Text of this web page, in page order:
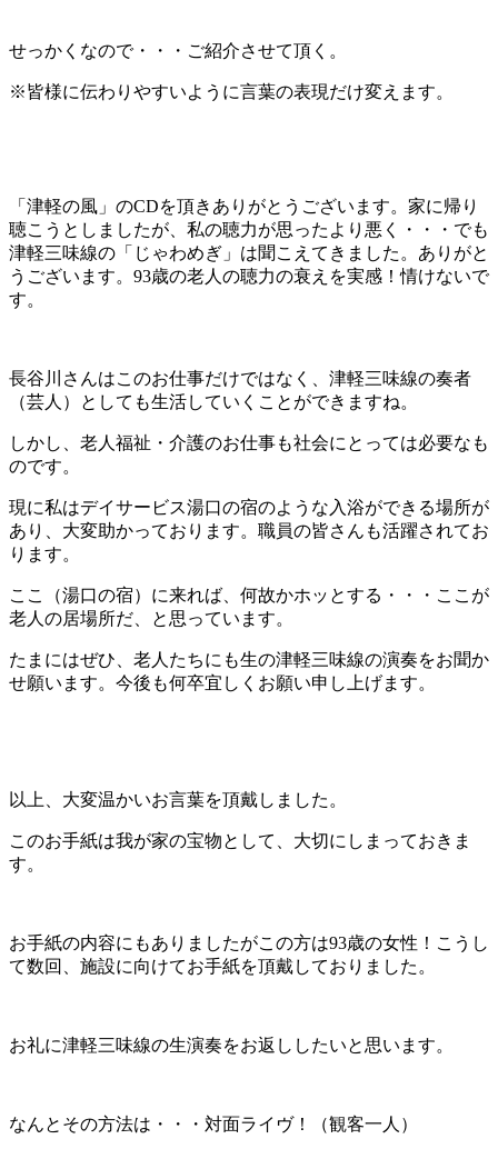
せっかくなので・・・ご紹介させて頂く。
※皆様に伝わりやすいように言葉の表現だけ変えます。
「津軽の風」のCDを頂きありがとうございます。家に帰り
聴こうとしましたが、私の聴力が思ったより悪く・・・でも
津軽三味線の「じゃわめぎ」は聞こえてきました。ありがと
うございます。93歳の老人の聴力の衰えを実感！情けないで
す。
長谷川さんはこのお仕事だけではなく、津軽三味線の奏者
（芸人）としても生活していくことができますね。
しかし、老人福祉・介護のお仕事も社会にとっては必要なも
のです。
現に私はデイサービス湯口の宿のような入浴ができる場所が
あり、大変助かっております。職員の皆さんも活躍されてお
ります。
ここ（湯口の宿）に来れば、何故かホッとする・・・ここが
老人の居場所だ、と思っています。
たまにはぜひ、老人たちにも生の津軽三味線の演奏をお聞か
せ願います。今後も何卒宜しくお願い申し上げます。
以上、大変温かいお言葉を頂戴しました。
このお手紙は我が家の宝物として、大切にしまっておきま
す。
お手紙の内容にもありましたがこの方は93歳の女性！こうし
て数回、施設に向けてお手紙を頂戴しておりました。
お礼に津軽三味線の生演奏をお返ししたいと思います。
なんとその方法は・・・対面ライヴ！（観客一人）